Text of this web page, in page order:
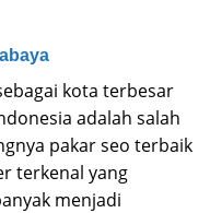
kota terbesar
adalah salah
pakar seo terbaik
terkenal yang
menjadi